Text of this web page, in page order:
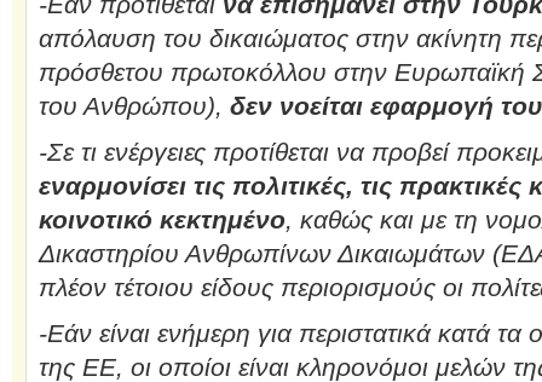
απόλαυση του δικαιώματος στην ακίνητη
πρόσθετου πρωτοκόλλου στην Ευρωπαϊκή
του Ανθρώπου), δεν νοείται εφαρμογή
-Σε τι ενέργειες προτίθεται να προβεί
εναρμονίσει τις πολιτικές, τις
κοινοτικό κεκτημένο, καθώς και με τη
Δικαστηρίου Ανθρωπίνων Δικαιωμάτων
πλέον τέτοιου είδους περιορισμούς οι
-Εάν είναι ενήμερη για περιστατικά κατά
της ΕΕ, οι οποίοι είναι κληρονόμοι μελών